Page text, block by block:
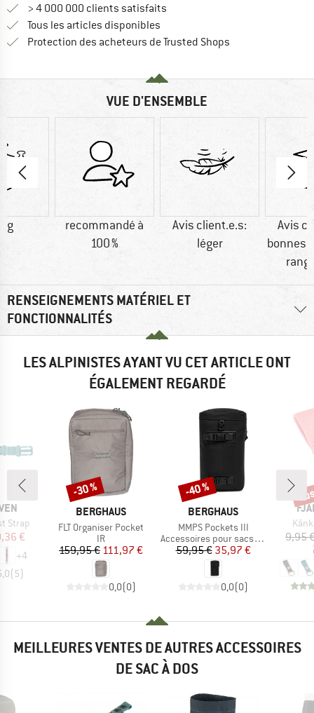
> 4 000 000 clients satisfaits
Tous les articles disponibles
Protection des acheteurs de Trusted Shops
VUE D'ENSEMBLE
g
recommandé à
100 %
Avis client.e.s:
léger
Avis
bonnes
RENSEIGNEMENTS MATÉRIEL ET
FONCTIONNALITÉS
LES ALPINISTES AYANT VU CET ARTICLE ONT
ÉGALEMENT REGARDÉ
Strap
réduit
€
+4
(5)
MARQUE
BERGHAUS
Article
FLT Organiser Pocket
Product group
IR
Prix
159,95 €Prix réduit
111,97 €
0,0(0)
Remise
-30 %
MARQUE
BERGHAUS
Article
MMPS Pockets III
Product group
Accessoires pour sacs à dos
Prix
59,95 €Prix réduit
35,97 €
0,0(0)
Remise
-40 %
9,95
MEILLEURES VENTES DE AUTRES ACCESSOIRES
DE SAC À DOS